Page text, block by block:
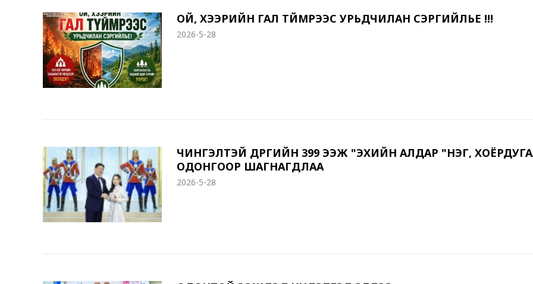
ОЙ, ХЭЭРИЙН ГАЛ ТҮЙМРЭЭС УРЬДЧИЛАН СЭРГИЙЛЬЕ !!!
2026-5-28
ЧИНГЭЛТЭЙ ДҮҮРГИЙН 399 ЭЭЖ "ЭХИЙН АЛДАР "НЭГ,
ОДОНГООР ШАГНАГДЛАА
2026-5-28